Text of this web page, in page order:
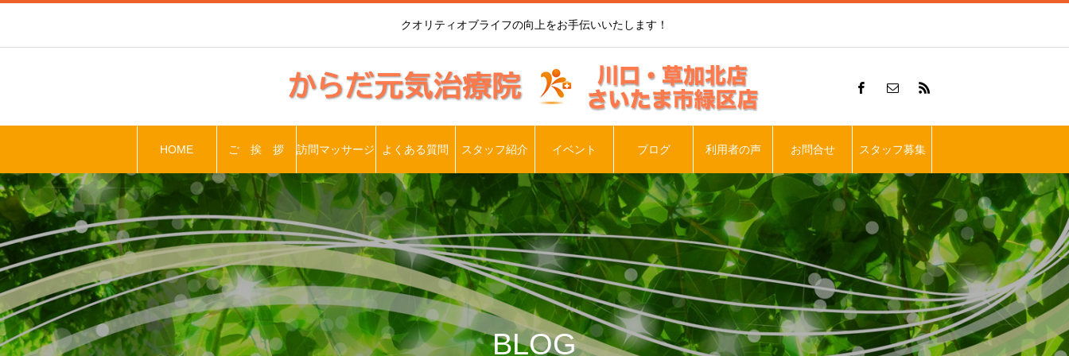
クオリティオブライフの向上をお手伝いいたします！
HOME ご 挨 拶 訪問マッサージ よくある質問 スタッフ紹介 イベント ブログ 利用者の声 お問合せ スタッフ募集
BLOG